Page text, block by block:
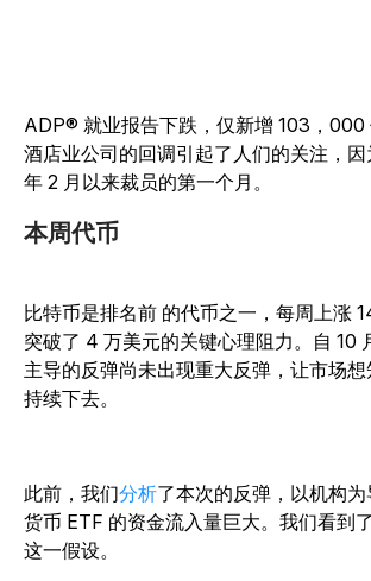
ADP® 就业报告下跌，仅新增 103，000
酒店业公司的回调引起了人们的关注，
年 2 月以来裁员的第一个月。
本周代币
比特币是排名前 的代币之一，每周上涨
突破了 4 万美元的关键心理阻力。自 10
主导的反弹尚未出现重大反弹，让市场
持续下去。
此前，我们分析了本次的反弹，以机构
货币 ETF 的资金流入量巨大。我们看到
这一假设。